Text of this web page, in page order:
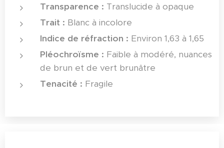
Transparence : Translucide à opaque
Trait : Blanc à incolore
Indice de réfraction : Environ 1,63 à 1,65
Pléochroïsme : Faible à modéré, nuances
de brun et de vert brunâtre
Tenacité : Fragile